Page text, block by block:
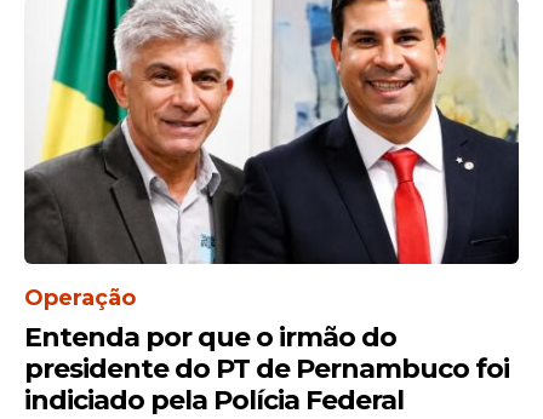
Documentos da investigação apontam
ainda a suspeita de que a amiga de Lulinha
possa ter participado de um esquema de
lavagem de dinheiro oriundo de desvios no
INSS.
Operação
Entenda por que o irmão do
presidente do PT de Pernambuco foi
indiciado pela Polícia Federal